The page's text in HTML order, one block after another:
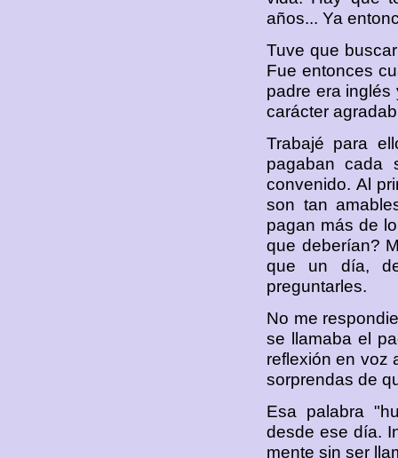
años... Ya
Tuve que
Fue entonces
padre era
carácter
Trabajé para
pagaban cada
convenido. Al
son tan
pagan más de
que deberían?
que un día,
preguntarles.
No me
se llamaba el
reflexión en voz
sorprendas de
Esa palabra
desde ese día.
mente sin ser